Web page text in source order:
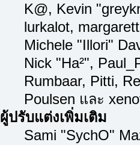
K@, Kevin
lurkalot,
Michele "Illori"
Nick "Ha²",
Rumbaar, Pitti,
Poulsen และ
ผู้ปรับแต่งเพิ่มเติม
Sami "SychO"